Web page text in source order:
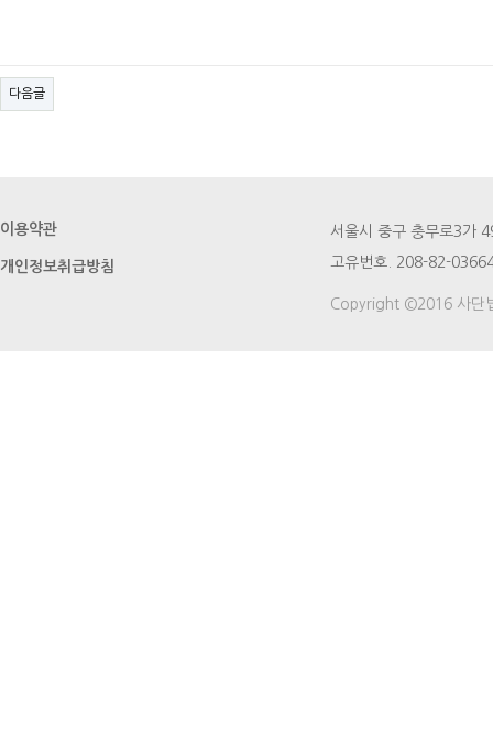
다음글
이용약관
개인정보취급방침
서울시 중구 충무로3가
고유번호. 208-82-
Copyright ©2016 사단